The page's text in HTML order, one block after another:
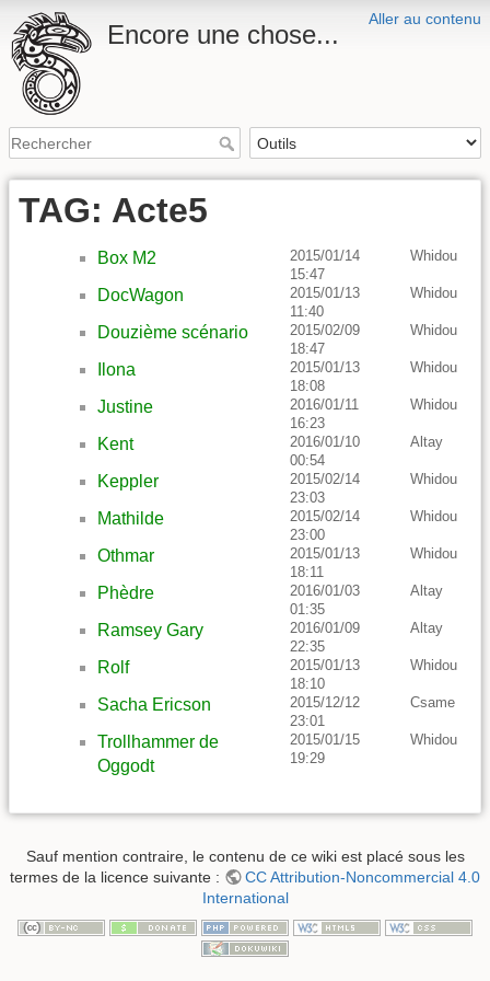
Aller au contenu
Encore une chose...
TAG: Acte5
Box M2
2015/01/14
15:47
Whidou
DocWagon
2015/01/13
11:40
Whidou
Douzième scénario
2015/02/09
18:47
Whidou
Ilona
2015/01/13
18:08
Whidou
Justine
2016/01/11
16:23
Whidou
Kent
2016/01/10
00:54
Altay
Keppler
2015/02/14
23:03
Whidou
Mathilde
2015/02/14
23:00
Whidou
Othmar
2015/01/13
18:11
Whidou
Phèdre
2016/01/03
01:35
Altay
Ramsey Gary
2016/01/09
22:35
Altay
Rolf
2015/01/13
18:10
Whidou
Sacha Ericson
2015/12/12
23:01
Csame
Trollhammer de
Oggodt
2015/01/15
19:29
Whidou
Sauf mention contraire, le contenu de ce wiki est placé sous les
termes de la licence suivante :
CC Attribution-Noncommercial 4.0
International